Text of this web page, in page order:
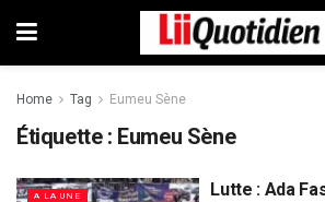
Home Tag Eumeu Sène
Étiquette : Eumeu Sène
A LA UNE
Lutte : Ada